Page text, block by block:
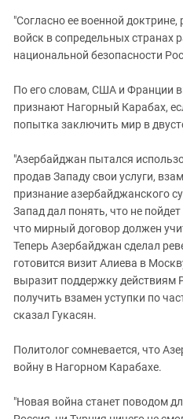
"Согласно ее военной
войск в сопредельных странах
национальной безопасности
По его словам, США и Франции
признают Нагорный Карабах,
попытка заключить мир в
"Азербайджан пытался
продав Западу свои услуги,
признание азербайджанского
Запад дал понять, что не
что мирный договор должен
Теперь Азербайджан сделал
готовится визит Алиева в
выразит поддержку действиям
получить взамен уступки по
сказал Гукасян.
Политолог сомневается, что
войну в Нагорном Карабахе.
"Новая война станет поводом